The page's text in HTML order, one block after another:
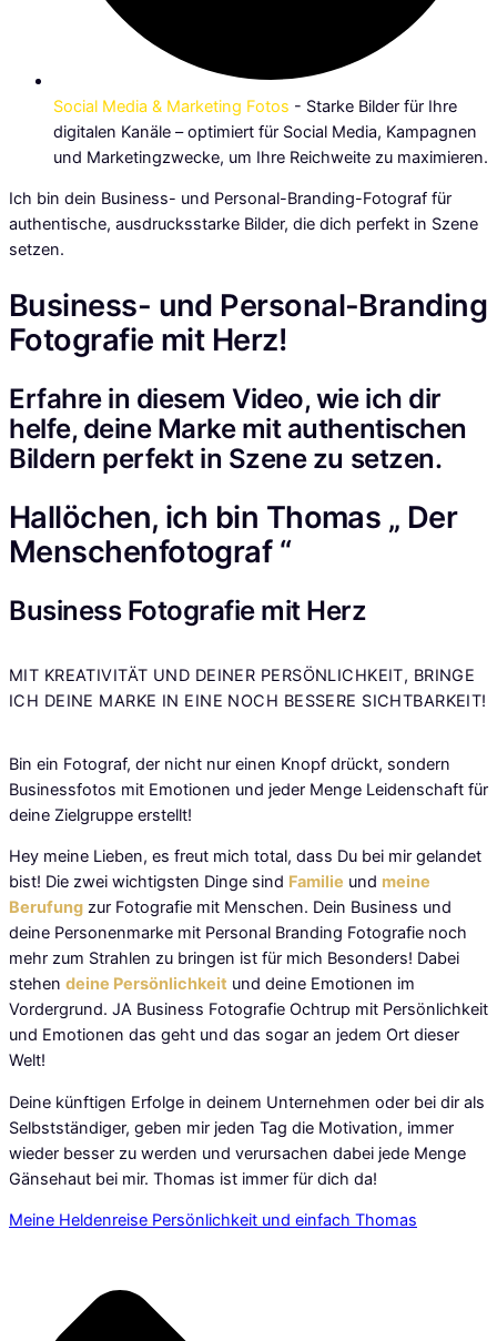
Social Media & Marketing Fotos - Starke Bilder für Ihre
digitalen Kanäle – optimiert für Social Media, Kampagnen
und Marketingzwecke, um Ihre Reichweite zu maximieren.
Ich bin dein Business- und Personal-Branding-Fotograf für
authentische, ausdrucksstarke Bilder, die dich perfekt in Szene
setzen.
Business- und Personal-Branding
Fotografie mit Herz!
Erfahre in diesem Video, wie ich dir
helfe, deine Marke mit authentischen
Bildern perfekt in Szene zu setzen.
Hallöchen, ich bin Thomas „ Der
Menschenfotograf “
Business Fotografie mit Herz
MIT KREATIVITÄT UND DEINER PERSÖNLICHKEIT, BRINGE
ICH DEINE MARKE IN EINE NOCH BESSERE SICHTBARKEIT!
Bin ein Fotograf, der nicht nur einen Knopf drückt, sondern
Businessfotos mit Emotionen und jeder Menge Leidenschaft für
deine Zielgruppe erstellt!
Hey meine Lieben, es freut mich total, dass Du bei mir gelandet
bist! Die zwei wichtigsten Dinge sind Familie und meine
Berufung zur Fotografie mit Menschen. Dein Business und
deine Personenmarke mit Personal Branding Fotografie noch
mehr zum Strahlen zu bringen ist für mich Besonders! Dabei
stehen deine Persönlichkeit und deine Emotionen im
Vordergrund. JA Business Fotografie Ochtrup mit Persönlichkeit
und Emotionen das geht und das sogar an jedem Ort dieser
Welt!
Deine künftigen Erfolge in deinem Unternehmen oder bei dir als
Selbstständiger, geben mir jeden Tag die Motivation, immer
wieder besser zu werden und verursachen dabei jede Menge
Gänsehaut bei mir. Thomas ist immer für dich da!
Meine Heldenreise Persönlichkeit und einfach Thomas